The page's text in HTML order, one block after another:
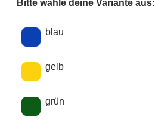
Bitte wähle deine Variante aus:
Wähle eine Farbe
blau
gelb
grün